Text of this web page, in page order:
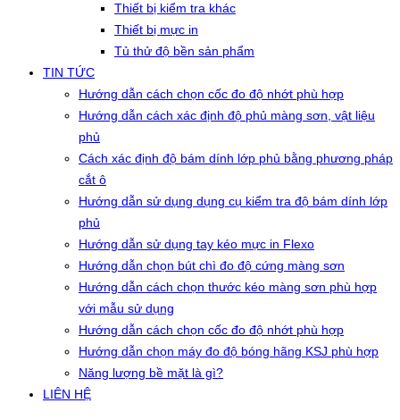
Thiết bị kiểm tra khác
Thiết bị mực in
Tủ thử độ bền sản phẩm
TIN TỨC
Hướng dẫn cách chọn cốc đo độ nhớt phù hợp
Hướng dẫn cách xác định độ phủ màng sơn, vật liệu
phủ
Cách xác định độ bám dính lớp phủ bằng phương pháp
cắt ô
Hướng dẫn sử dụng dụng cụ kiểm tra độ bám dính lớp
phủ
Hướng dẫn sử dụng tay kéo mực in Flexo
Hướng dẫn chọn bút chì đo độ cứng màng sơn
Hướng dẫn cách chọn thước kéo màng sơn phù hợp
với mẫu sử dụng
Hướng dẫn cách chọn cốc đo độ nhớt phù hợp
Hướng dẫn chọn máy đo độ bóng hãng KSJ phù hợp
Năng lượng bề mặt là gì?
LIÊN HỆ